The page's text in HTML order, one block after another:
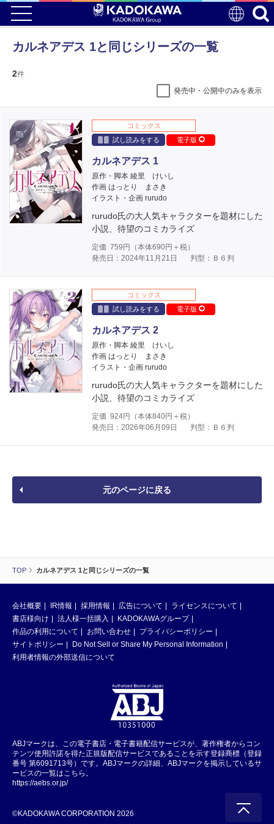
TOP カルネアデス 1と同じシリーズの一覧
カルネアデス 1と同じシリーズの一覧
2件
発売中・公開中のみを表示
コミックス
試し読みをする
電子版
カルネアデス 1
原作・脚本 綾里 けいし
作画 はっとり まさき
イラスト・企画 rurudo
rurudo氏の大人気キャラクターを題材にした
小説、待望のコミカライズ
定価 759 円（本体690円＋税）
発売日：2024年11月21日
判型：Ｂ６判
コミックス
試し読みをする
電子版
カルネアデス 2
原作・脚本 綾里 けいし
作画 はっとり まさき
イラスト・企画 rurudo
rurudo氏の大人気キャラクターを題材にした
小説、待望のコミカライズ
定価 924円（本体840円＋税）
発売日：2026年06月09日
判型：Ｂ６判
元のページに戻る
会社概要 IR情報 採用情報 広告について
ライセンスについて
書店様向け
法人様一括購入
KADOKAWAグループ
作品の利用について
お問い合わせ
プライバシーポリシー
サイトポリシー
Do Not Sell or Share My Personal Information
利用者情報の外部送信について
ABJマークは、この電子書店・電子書籍配信サービスが、著作権者からコン
テンツ使用許諾を得た正規版配信サービスであることを示す登録商標（登録
番号 第6091713号）です。ABJマークの詳細、ABJマークを掲示しているサ
ービスの一覧はこちら。
https://aebs.or.jp/
©KADOKAWA CORPORATION 2026